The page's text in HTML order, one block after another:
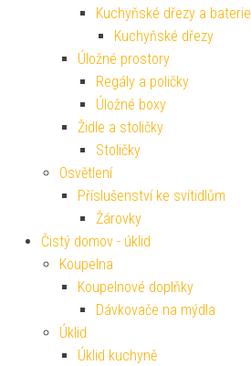
Kuchyňské dřezy a baterie
Kuchyňské dřezy
Úložné prostory
Regály a poličky
Úložné boxy
Židle a stoličky
Stoličky
Osvětlení
Příslušenství ke svítidlům
Žárovky
Čistý domov - úklid
Koupelna
Koupelnové doplňky
Dávkovače na mýdla
Úklid
Úklid kuchyně